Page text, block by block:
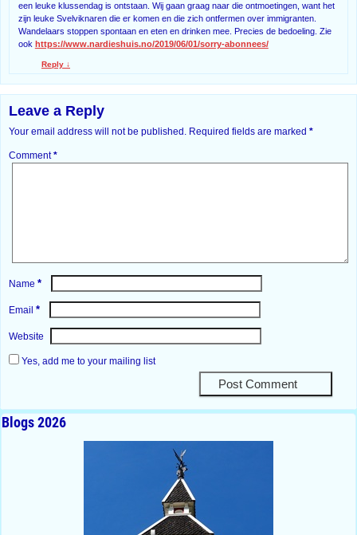
een leuke klussendag is ontstaan. Wij gaan graag naar die ontmoetingen, want het
zijn leuke Svelviknaren die er komen en die zich ontfermen over immigranten.
Wandelaars stoppen spontaan en eten en drinken mee. Precies de bedoeling. Zie
ook https://www.nardieshuis.no/2019/06/01/sorry-abonnees/
Reply ↓
Leave a Reply
Your email address will not be published. Required fields are marked *
Comment*
Name *
Email *
Website
Yes, add me to your mailing list
Blogs 2026